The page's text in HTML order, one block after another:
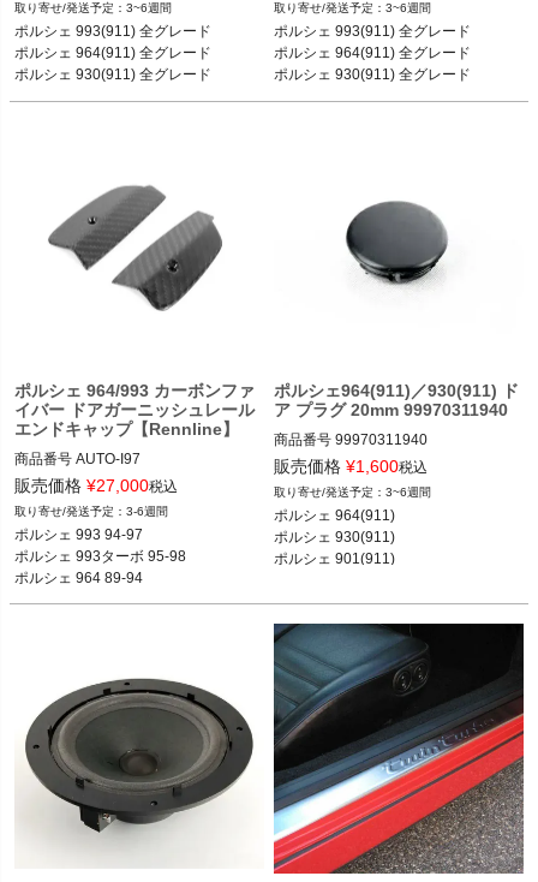
ポルシェ 993(911) 全グレード 93-97
ポルシェ 964(911) 全グレード 89-93
3~6週間
ポルシェ 993(911) 全グレード
ポルシェ 964(911) 全グレード
ポルシェ 930(911) 全グレード
ポルシェ 993(911) 全グレード 93-97
ポルシェ 964(911) 全グレード 89-93
3~6週間
ポルシェ 993(911) 全グレード
ポルシェ 964(911) 全グレード
ポルシェ 930(911) 全グレード
ポルシェ 964/993 カーボンファ
イバー ドアガーニッシュレール
エンドキャップ【Rennline】
商品番号 AUTO-I97
I97
ポルシェ 993 94-97
ポルシェ 993ターボ 95-98
ポルシェ 964 89-94
ポルシェ 964ターボ 91-93
販売価格 ¥27,000税込
3-6週間
ポルシェ 993 94-97
ポルシェ 993ターボ 95-98
ポルシェ 964 89-94
ポルシェ964(911)／930(911) ド
ア プラグ 20mm 99970311940
商品番号 99970311940
ポルシェ 964(911) カレラ2／カレラ4
／カレラRS／ターボ 89-93
ポルシェ 930(911) カレラ／ターボ 74
-89
販売価格 ¥1,600税込
3~6週間
ポルシェ 964(911)
ポルシェ 930(911)
ポルシェ 901(911)